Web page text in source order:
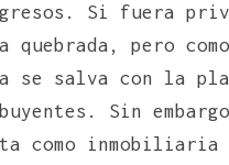
Si fuera
quebrada, pero
se salva con la
Sin
como inmobiliaria